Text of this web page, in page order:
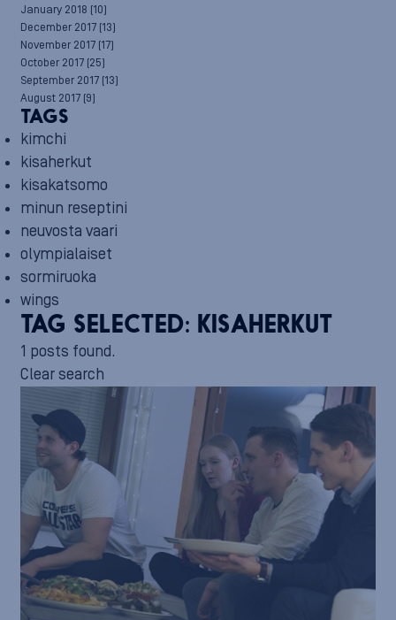
January 2018 (10)
December 2017 (13)
November 2017 (17)
October 2017 (25)
September 2017 (13)
August 2017 (9)
TAGS
kimchi
kisaherkut
kisakatsomo
minun reseptini
neuvosta vaari
olympialaiset
sormiruoka
wings
TAG SELECTED: KISAHERKUT
1 posts found.
Clear search